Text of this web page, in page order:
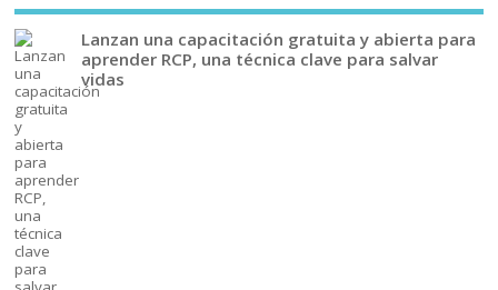
Lanzan una capacitación gratuita y abierta para
aprender RCP, una técnica clave para salvar
vidas